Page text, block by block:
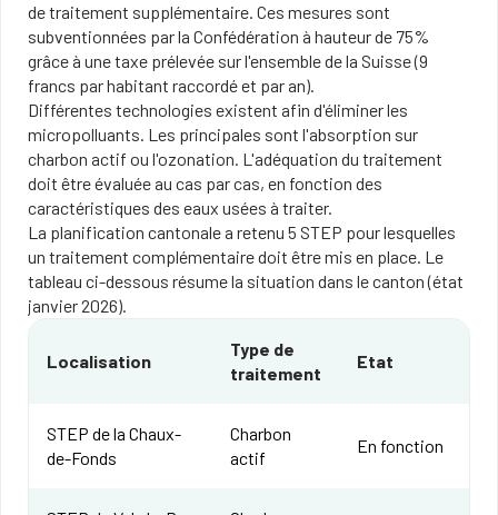
de traitement supplémentaire. Ces mesures sont
subventionnées par la Confédération à hauteur de 75%
grâce à une taxe prélevée sur l'ensemble de la Suisse (9
francs par habitant raccordé et par an).
Différentes technologies existent afin d'éliminer les
micropolluants. Les principales sont l'absorption sur
charbon actif ou l'ozonation. L'adéquation du traitement
doit être évaluée au cas par cas, en fonction des
caractéristiques des eaux usées à traiter.
La planification cantonale a retenu 5 STEP pour lesquelles
un traitement complémentaire doit être mis en place. Le
tableau ci-dessous résume la situation dans le canton (état
janvier 2026).
Localisation
Type de
traitement
Etat
STEP de la Chaux-
de-Fonds
Charbon
actif
En fonction